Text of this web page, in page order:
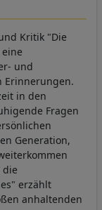
Kritik "Die
und
Erinnerungen.
in den
Fragen
Generation,
erzählt
anhaltenden